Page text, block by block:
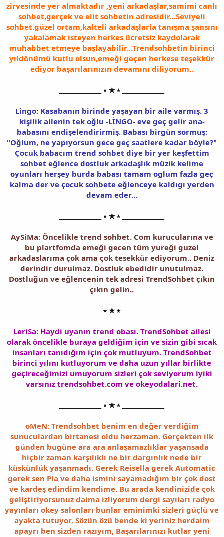
zirvesinde yer almaktadır ,yeni arkadaşlar,samimi canlı
sohbet,gerçek ve elit sohbetin adresidir...Seviyeli
sohbet.güzel ortam,kalteli arkadaşlarla tanışma şansını
yakalamak isteyen herkes ücretsiz kaydolarak
muhabbet etmeye başlayabilir...Trendsohbetin birinci
yıldönümü kutlu olsun,emeği geçen herkese teşekkür
ediyor başarılarınızın devamını diliyorum..
______________ ⭑ ★ ⭑ ______________
Lingo: Kasabanın birinde yaşayan bir aile varmış. 3
kişilik ailenin tek oğlu -LİNGO- eve geç gelir ana-
babasını endişelendirirmiş. Babası birgün sormuş:
"Oğlum, ne yapıyorsun gece geç saatlere kadar böyle?"
Çocuk babacım trend sohbet diye bir yer keşfettim
sohbet eğlence dostluk arkadaşlık müzik kelime
oyunları herşey burda babası tamam oglum fazla geç
kalma der ve çocuk sohbete eğlenceye kaldıgı yerden
devam eder...
______________ ⭑ ★ ⭑ ______________
AySiMa: Öncelikle trend sohbet. Com kurucularına ve
bu plartfomda emeği gecen tüm yureği guzel
arkadaslarıma çok ama çok tesekkür ediyorum.. Deniz
derindir durulmaz. Dostluk ebedidir unutulmaz.
Dostluğun ve eğlencenin tek adresi TrendSohbet çıkın
çıkın gelin..
______________ ⭑ ★ ⭑ ______________
LeriSa: Haydi uyanın trend obası. TrendSohbet ailesi
olarak öncelikle buraya geldiğim için ve sizin gibi sıcak
insanları tanıdığım için çok mutluyum. TrendSohbet
birinci yılını kutluyorum ve daha uzun yıllar birlikte
geçireceğimizi umuyorum sizleri çok seviyorum iyiki
varsınız trendsohbet.com ve okeyodalari.net.
______________ ⭑ ★ ⭑ ______________
oMeN: Trendsohbet benim en değer verdiğim
sunuculardan birtanesi oldu herzaman. Gerçekten ilk
günden bugüne ara ara anlaşamazlıklar yaşansada
hiçbir zaman karşılıklı ne bir dargınlık nede bir
küskünlük yaşanmadı. Gerek Reisella gerek Automatic
gerek sen Pia ve daha ismini sayamadığım bir çok dost
ve kardeş edindim kendime. Bu arada kendinizide çok
geliştiriyorsunuz daima izliyorum dergi sayıları radyo
yayınları okey salonları bunlar eminimki sizleri güçlü ve
ayakta tutuyor. Sözün özü bende ki yeriniz herdaim
apayrı ben sizden razıyım, Başarılarınızı kutlar yeni